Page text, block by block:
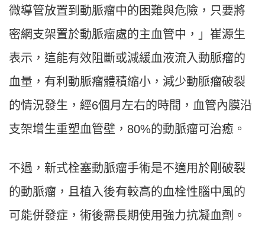
微導管放置到動脈瘤中的困難與危險，只要將
密網支架置於動脈瘤處的主血管中，」崔源生
表示，這能有效阻斷或減緩血液流入動脈瘤的
血量，有利動脈瘤體積縮小，減少動脈瘤破裂
的情況發生，經6個月左右的時間，血管內膜沿
支架增生重塑血管壁，80%的動脈瘤可治癒。
不過，新式栓塞動脈瘤手術是不適用於剛破裂
的動脈瘤，且植入後有較高的血栓性腦中風的
可能併發症，術後需長期使用強力抗凝血劑。